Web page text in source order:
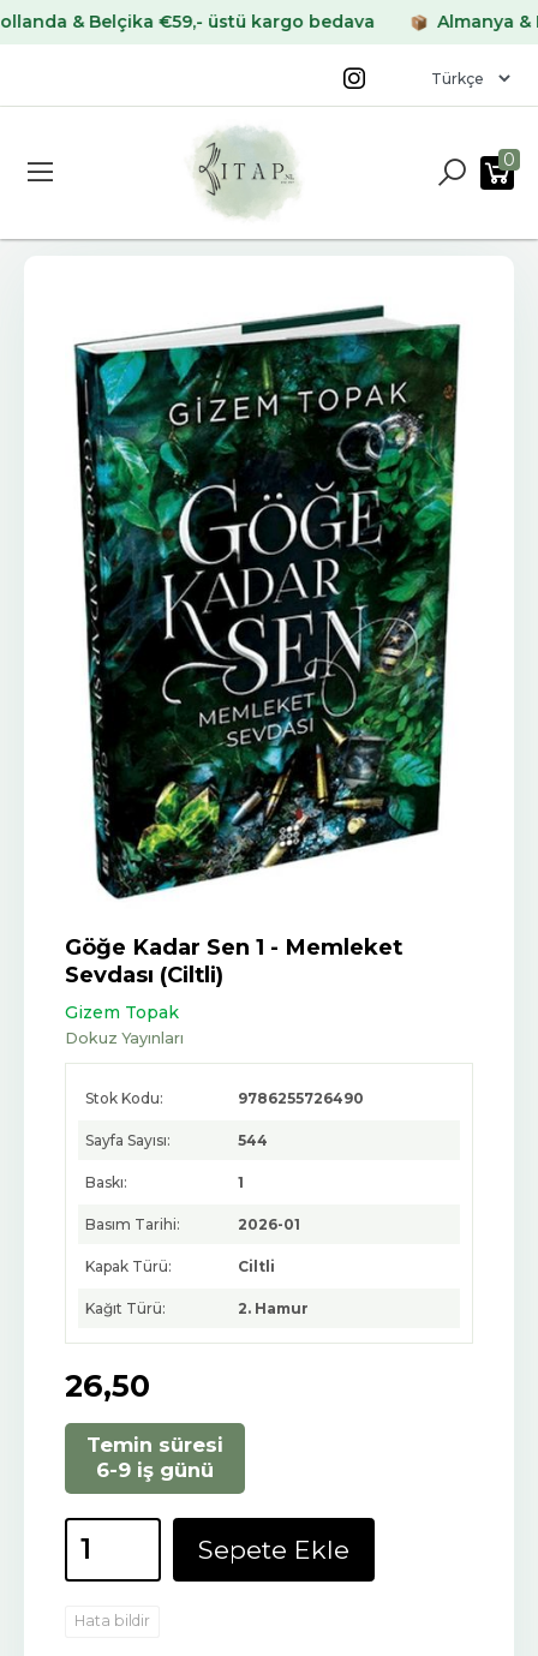
& Belçika €59,- üstü kargo bedava Almanya &
0
Göğe Kadar Sen 1 - Memleket
Sevdası (Ciltli)
Gizem Topak
Dokuz Yayınları
Stok Kodu: 9786255726490
Sayfa Sayısı: 544
Baskı: 1
Basım Tarihi: 2026-01
Kapak Türü: Ciltli
Kağıt Türü: 2. Hamur
26,50
Temin süresi
6-9 iş günü
Sepete Ekle
Hata bildir